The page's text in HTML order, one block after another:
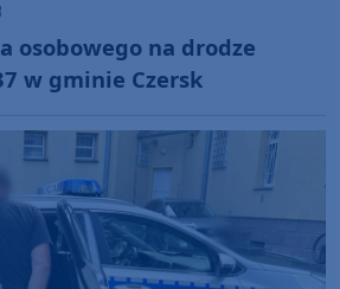
osobowego na drodze
w gminie Czersk